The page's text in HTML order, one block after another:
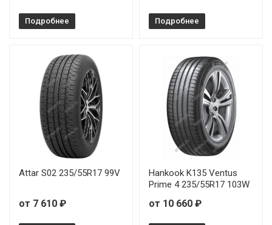
Подробнее Подробнее
Attar S02 235/55R17 99V
от 7 610 ₽
Hankook K135 Ventus
Prime 4 235/55R17 103W
от 10 660 ₽